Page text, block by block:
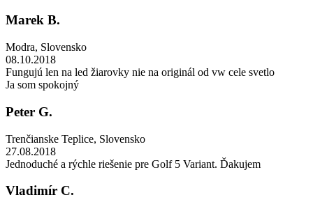
Marek B.
Modra, Slovensko
08.10.2018
Fungujú len na led žiarovky nie na originál od vw cele svetlo
Ja som spokojný
Peter G.
Trenčianske Teplice, Slovensko
27.08.2018
Jednoduché a rýchle riešenie pre Golf 5 Variant. Ďakujem
Vladimír C.